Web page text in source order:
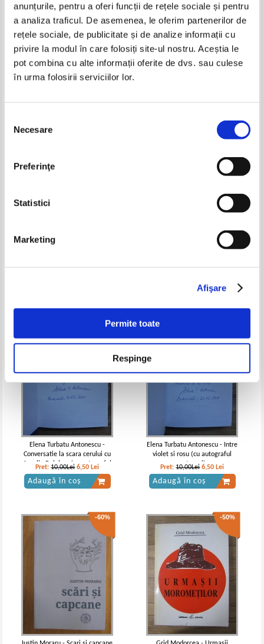
anunțurile, pentru a oferi funcții de rețele sociale și pentru
a analiza traficul. De asemenea, le oferim partenerilor de
rețele sociale, de publicitate și de analize informații cu
privire la modul în care folosiți site-ul nostru. Aceștia le
pot combina cu alte informații oferite de dvs. sau culese
în urma folosirii serviciilor lor.
consimțământului
Necesare
Preferinţe
Statistici
Marketing
Afişare
Permite toate
Respinge
Nicolae Damian - Pribegi, noi
Ioan Meitoiu - O mie de canturi
Lia - Maria Andreita - A doua
Pret:10,00Lei 6,00 Lei
-40%
Dinu Marin - Criza reformei. Eu
Pret:10,00Lei 6,00 Lei
Adaugă în coș
-35%
Elena Turbatu Antonescu -
Conversatie la scara cerului cu
Aurelia Balaban (cu autograful
autoarei)
Pret:10,00Lei 6,50 Lei
Adaugă în coș
Elena Turbatu Antonescu - Intre
violet si rosu (cu autograful
autoarei)
Pret:10,00Lei 6,50 Lei
Adaugă în coș
-60% -50%